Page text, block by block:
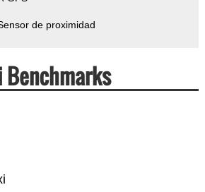
de proximidad
Benchmarks